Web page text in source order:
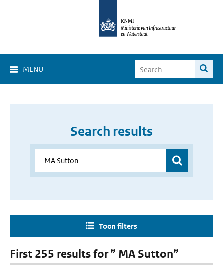
MENU
Search results
Toon filters
First 255 results for ” MA Sutton”